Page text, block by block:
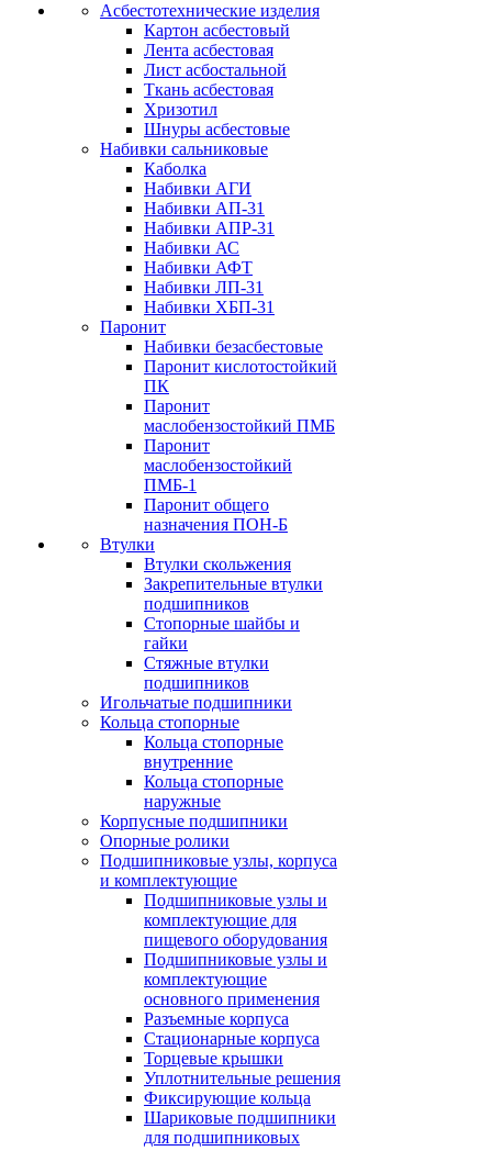
Асбестотехнические изделия
Картон асбестовый
Лента асбестовая
Лист асбостальной
Ткань асбестовая
Хризотил
Шнуры асбестовые
Набивки сальниковые
Каболка
Набивки АГИ
Набивки АП-31
Набивки АПР-31
Набивки АС
Набивки АФТ
Набивки ЛП-31
Набивки ХБП-31
Паронит
Набивки безасбестовые
Паронит кислотостойкий
ПК
Паронит
маслобензостойкий ПМБ
Паронит
маслобензостойкий
ПМБ-1
Паронит общего
назначения ПОН-Б
Втулки
Втулки скольжения
Закрепительные втулки
подшипников
Стопорные шайбы и
гайки
Стяжные втулки
подшипников
Игольчатые подшипники
Кольца стопорные
Кольца стопорные
внутренние
Кольца стопорные
наружные
Корпусные подшипники
Опорные ролики
Подшипниковые узлы, корпуса
и комплектующие
Подшипниковые узлы и
комплектующие для
пищевого оборудования
Подшипниковые узлы и
комплектующие
основного применения
Разъемные корпуса
Стационарные корпуса
Торцевые крышки
Уплотнительные решения
Фиксирующие кольца
Шариковые подшипники
для подшипниковых